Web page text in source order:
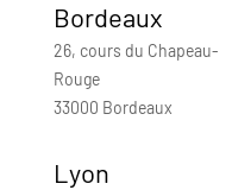
Bordeaux
26, cours du Chapeau-
Rouge
33000 Bordeaux
Lyon